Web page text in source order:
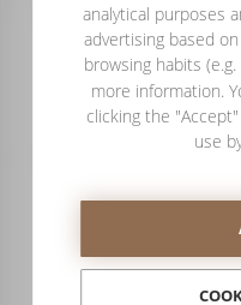
analytical purposes
advertising based
browsing habits
more information.
clicking the
use